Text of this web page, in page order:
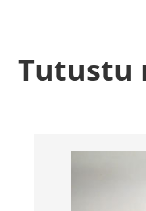
Tutustu